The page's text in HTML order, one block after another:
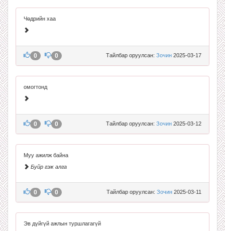
Чөдрийн хаа
Тайлбар оруулсан: Зочин 2025-03-17
0 0
омогтонд
Тайлбар оруулсан: Зочин 2025-03-12
0 0
Муу ажилж байна
Буйр гэж алга
Тайлбар оруулсан: Зочин 2025-03-11
0 0
Эв дүйгүй ажлын туршлагагүй